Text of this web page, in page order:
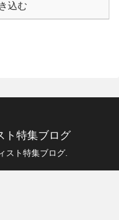
込む
ト特集ブログ
スト特集ブログ.